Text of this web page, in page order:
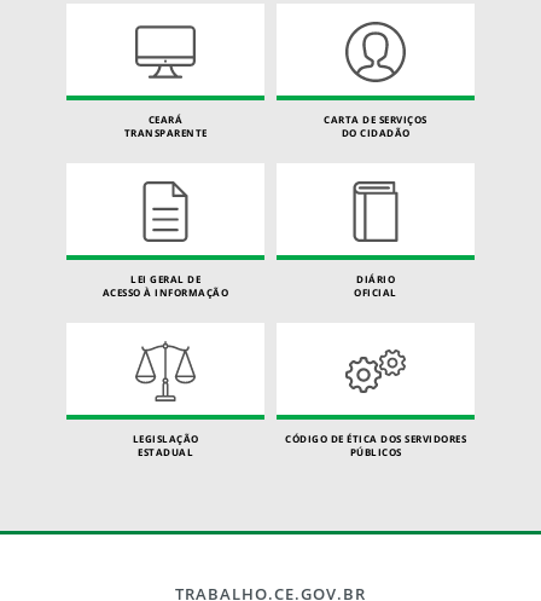
CEARÁ
TRANSPARENTE
CARTA DE SERVIÇOS
DO CIDADÃO
LEI GERAL DE
ACESSO À INFORMAÇÃO
DIÁRIO
OFICIAL
LEGISLAÇÃO
ESTADUAL
CÓDIGO DE ÉTICA DOS SERVIDORES
PÚBLICOS
TRABALHO.CE.GOV.BR